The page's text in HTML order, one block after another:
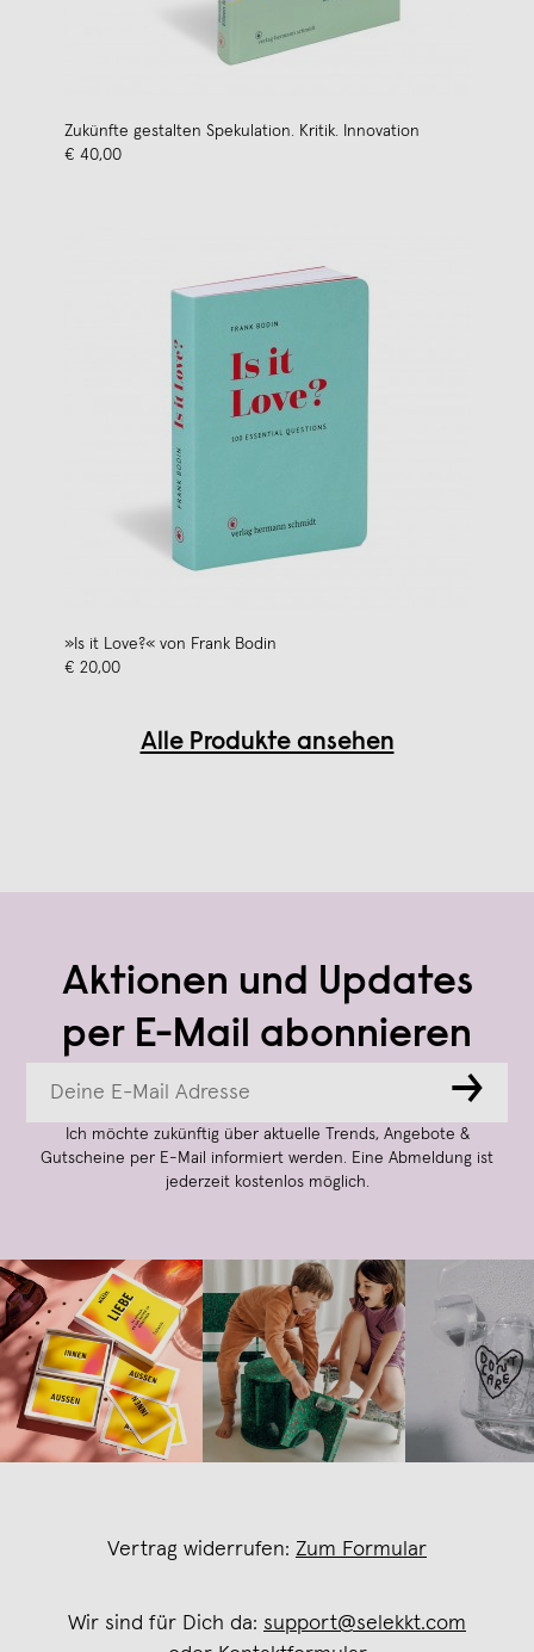
Zukünfte gestalten Spekulation. Kritik. Innovation
€ 40,00
»Is it Love?« von Frank Bodin
€ 20,00
Alle Produkte ansehen
Aktionen und Updates
per E-Mail abonnieren
→
Ich möchte zukünftig über aktuelle Trends, Angebote &
Gutscheine per E-Mail informiert werden. Eine Abmeldung ist
jederzeit kostenlos möglich.
Vertrag widerrufen: Zum Formular
Wir sind für Dich da: support@selekkt.com